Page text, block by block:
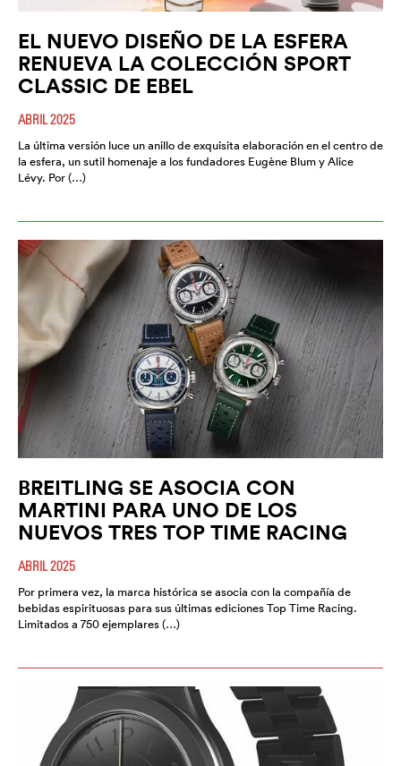
EL NUEVO DISEÑO DE LA ESFERA
RENUEVA LA COLECCIÓN SPORT
CLASSIC DE EBEL
ABRIL 2025
La última versión luce un anillo de exquisita elaboración en el centro de
la esfera, un sutil homenaje a los fundadores Eugène Blum y Alice
Lévy. Por (…)
BREITLING SE ASOCIA CON
MARTINI PARA UNO DE LOS
NUEVOS TRES TOP TIME RACING
ABRIL 2025
Por primera vez, la marca histórica se asocia con la compañía de
bebidas espirituosas para sus últimas ediciones Top Time Racing.
Limitados a 750 ejemplares (…)